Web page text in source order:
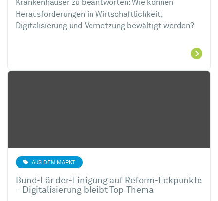
Krankenhäuser zu beantworten: Wie können
Herausforderungen in Wirtschaftlichkeit,
Digitalisierung und Vernetzung bewältigt werden?
AUS DEM MARKT
Bund-Länder-Einigung auf Reform-Eckpunkte
– Digitalisierung bleibt Top-Thema